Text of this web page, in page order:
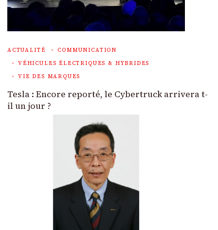
ACTUALITÉ
COMMUNICATION
VÉHICULES ÉLECTRIQUES & HYBRIDES
VIE DES MARQUES
Tesla : Encore reporté, le Cybertruck arrivera t-
il un jour ?